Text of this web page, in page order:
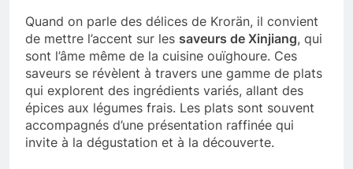
Quand on parle des délices de Krorän, il convient
de mettre l’accent sur les saveurs de Xinjiang, qui
sont l’âme même de la cuisine ouïghoure. Ces
saveurs se révèlent à travers une gamme de plats
qui explorent des ingrédients variés, allant des
épices aux légumes frais. Les plats sont souvent
accompagnés d’une présentation raffinée qui
invite à la dégustation et à la découverte.